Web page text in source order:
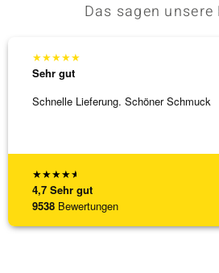
Das sagen unsere
★★★★★
4,7 Sehr gut
9538 Bewertungen
★★★★★
Sehr gut
Schnelle Lieferung. Schöner Schmuck